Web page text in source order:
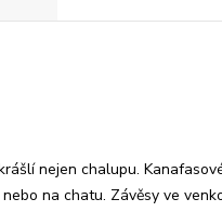
nejen chalupu.
na chatu. Závěsy ve